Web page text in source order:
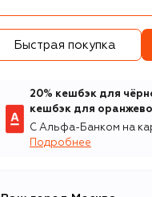
Быстрая покупка
20% кешбэк для
кешбэк для
С Альфа-Банком на
Подробнее